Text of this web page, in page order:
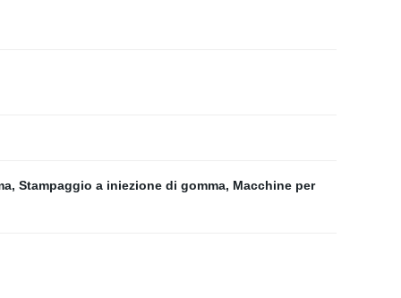
, Stampaggio a iniezione di gomma, Macchine per